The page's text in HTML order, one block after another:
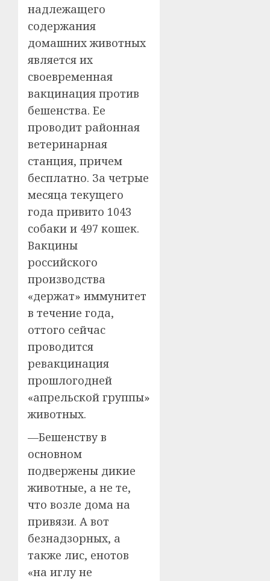
надлежащего
содержания
домашних животных
является их
своевременная
вакцинация против
бешенства. Ее
проводит районная
ветеринарная
станция, причем
бесплатно. За четрые
месяца текущего
года привито 1043
собаки и 497 кошек.
Вакцины
российского
производства
«держат» иммунитет
в течение года,
оттого сейчас
проводится
ревакцинация
прошлогодней
«апрельской группы»
животных.
—Бешенству в
основном
подвержены дикие
животные, а не те,
что возле дома на
привязи. А вот
безнадзорных, а
также лис, енотов
«на иглу не